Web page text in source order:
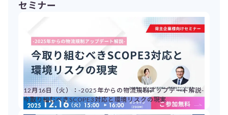
セミナー
12月16日（火）：-2025年からの物流規制アップデート解説-
今取り組むべきSCOPE3対応と環境リスクの現実